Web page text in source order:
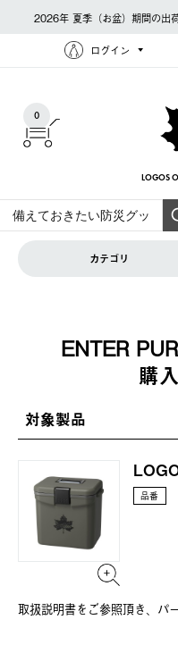
2026年 夏季（お盆）期間の出
ログイン
0
LOGOS
カテゴリ
ENTER
購
対象製品
品番
取扱説明書をご参照頂き、パ